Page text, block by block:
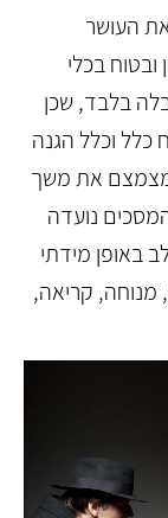
העושר
בכלי
בלבד, שכן
כלל וכלל הגנה
מצמצם את משך
נועדה
באופן מידתי
מנוחה, קריאה,